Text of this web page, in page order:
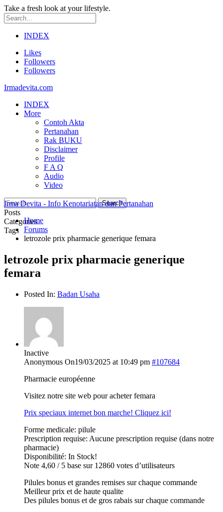
Take a fresh look at your lifestyle.
INDEX
Likes
Followers
Followers
Irmadevita.com
INDEX
More
Contoh Akta
Pertanahan
Rak BUKU
Disclaimer
Profile
F A Q
Audio
Video
Posts
Categories
Tags
Irma Devita - Info Kenotariatan dan Pertanahan
Home
Forums
letrozole prix pharmacie generique femara
letrozole prix pharmacie generique
femara
Posted In: Badan Usaha
Inactive
Anonymous On19/03/2025 at 10:49 pm #107684
Pharmacie européenne
Visitez notre site web pour acheter femara
Prix speciaux internet bon marche! Cliquez ici!
Forme medicale: pilule
Prescription requise: Aucune prescription requise (dans notre
pharmacie)
Disponibilité: In Stock!
Note 4,60 / 5 base sur 12860 votes d’utilisateurs
Pilules bonus et grandes remises sur chaque commande
Meilleur prix et de haute qualite
Des pilules bonus et de gros rabais sur chaque commande